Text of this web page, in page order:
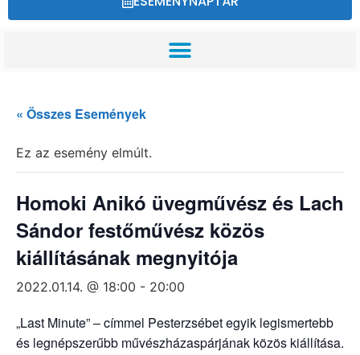
« Összes Események
Ez az esemény elmúlt.
Homoki Anikó üvegművész és Lach
Sándor festőművész közös
kiállításának megnyitója
2022.01.14. @ 18:00 - 20:00
„Last Minute” – címmel Pesterzsébet egyik legismertebb
és legnépszerűbb művészházaspárjának közös kiállítása.